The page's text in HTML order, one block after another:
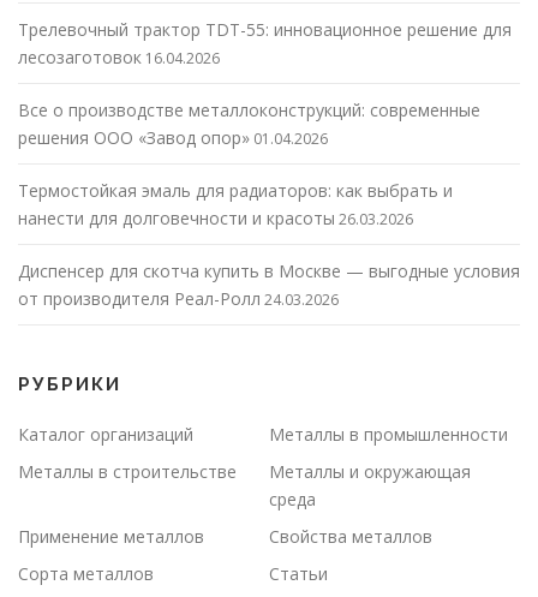
Трелевочный трактор TDT-55: инновационное решение для
лесозаготовок 16.04.2026
Все о производстве металлоконструкций: современные
решения ООО «Завод опор» 01.04.2026
Термостойкая эмаль для радиаторов: как выбрать и
нанести для долговечности и красоты 26.03.2026
Диспенсер для скотча купить в Москве — выгодные условия
от производителя Реал-Ролл 24.03.2026
РУБРИКИ
Каталог организаций
Металлы в промышленности
Металлы в строительстве
Металлы и окружающая
среда
Применение металлов
Свойства металлов
Сорта металлов
Статьи